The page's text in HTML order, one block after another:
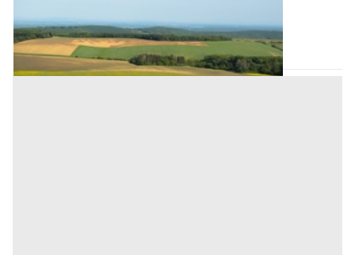
Codice asta:AJ784682
Asta chiusa